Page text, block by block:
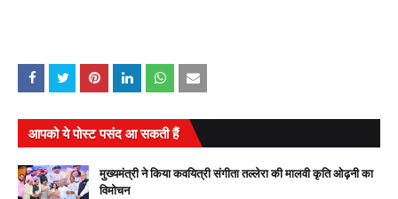
आपको ये पोस्ट पसंद आ सकती हैं
मुख्यमंत्री ने किया कवयित्री संगीता तल्लेरा की मालवी कृति ओढ़नी का
विमोचन